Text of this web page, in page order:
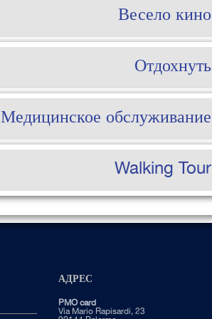
Весело кино
Отдохнуть
Медицинское обслуживание
Walking Tour
АДРЕС
PMO card
Via Mario Rapisardi, 23